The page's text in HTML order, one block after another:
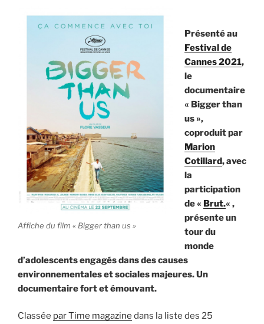
Cécile
Fol »
Affiche du film « Bigger than us »
Présenté au
Festival de
Cannes 2021,
le
documentaire
« Bigger than
us »,
coproduit par
Marion
Cotillard, avec
la
participation
de « Brut.« ,
présente un
tour du
monde
d’adolescents engagés dans des causes
environnementales et sociales majeures. Un
documentaire fort et émouvant.
Classée par Time magazine dans la liste des 25